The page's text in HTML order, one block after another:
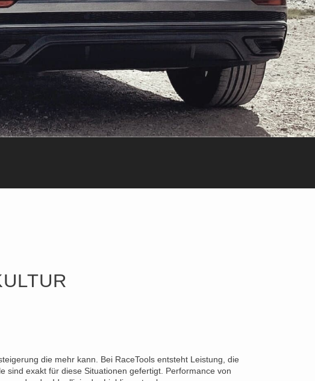
die mehr kann. Bei RaceTools entsteht Leistung, die
sind exakt für diese Situationen gefertigt. Performance von